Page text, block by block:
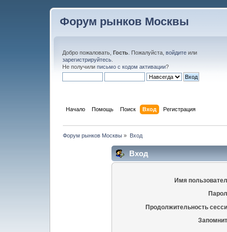
Форум рынков Москвы
Добро пожаловать, Гость . Пожалуйста, войдите или
зарегистрируйтесь
Не получили письмо с кодом активации?
Начало Помощь Поиск Вход Регистрация
Форум рынков Москвы » Вход
Вход
Имя
Продолжительность